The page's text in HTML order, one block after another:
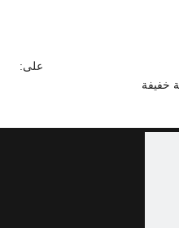
على:
خفيفة